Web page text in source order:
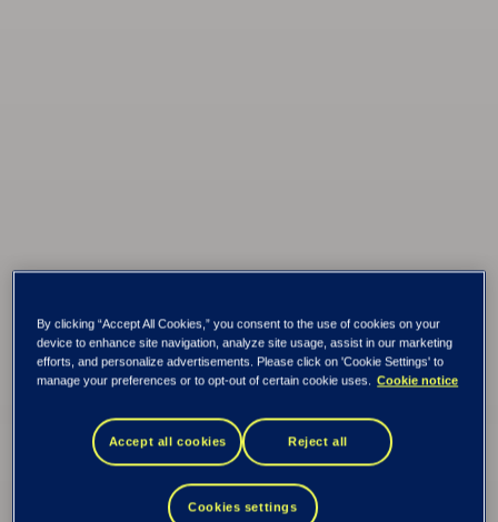
Data, Integrationer,
AI och Analys
By clicking “Accept All Cookies,” you consent to the use of cookies on your
device to enhance site navigation, analyze site usage, assist in our marketing
efforts, and personalize advertisements. Please click on 'Cookie Settings' to
manage your preferences or to opt-out of certain cookie uses. Cookie notice
Accept all cookies Reject all
Cookies settings